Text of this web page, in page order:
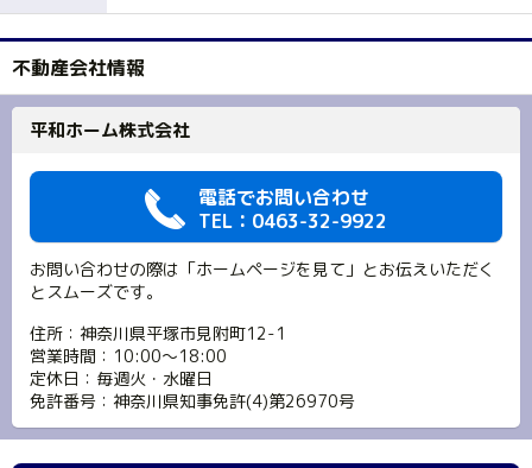
不動産会社情報
平和ホーム株式会社
電話でお問い合わせ
TEL：0463-32-9922
お問い合わせの際は「ホームページを見て」とお伝えいただく
とスムーズです。
住所：神奈川県平塚市見附町12-1
営業時間：10:00～18:00
定休日：毎週火・水曜日
免許番号：神奈川県知事免許(4)第26970号